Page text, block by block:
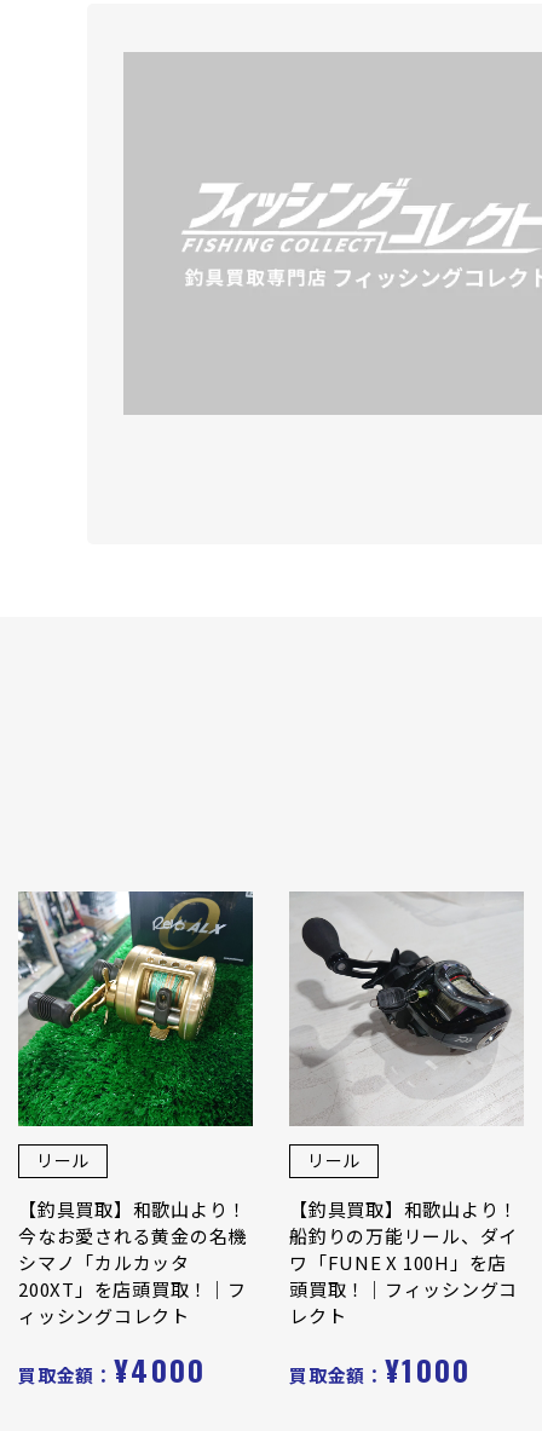
リール
【釣具買取】和歌山より！
今なお愛される黄金の名機
シマノ「カルカッタ
200XT」を店頭買取！｜フ
ィッシングコレクト
買取金額： ¥4000
リール
【釣具買取】和歌山より！
船釣りの万能リール、ダイ
ワ「FUNE X 100H」を店
頭買取！｜フィッシングコ
レクト
買取金額： ¥1000